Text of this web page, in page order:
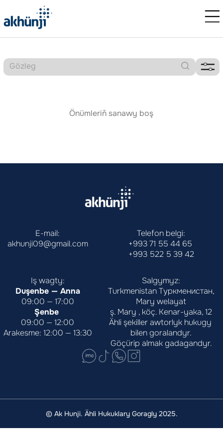
Önümleriň sanawy boş
E-mail:
akhunji09@gmail.com
Telefon belgi:
+993 71 55 44 65
+993 522 5 39 42
Iş wagty:
Duşenbe — Anna
09:00 — 17:00
Şenbe
09:00 — 12:00
Arakesme: 12:00 — 13:30
Salgymyz:
Turkmenistan Туркменистан,
Mary welayat
ş. Mary , köç. Kenar-yaka, 12
Ähli şekiller awtorlyk hukugy
bilen goralandyr.
Göçürip almak gadagandyr.
© Ak Hunji. Ähli Hukuklary Goragly 2025.